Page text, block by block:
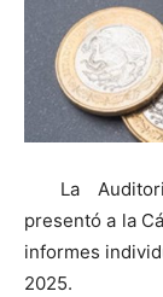
La
presentó a la
informes
2025.